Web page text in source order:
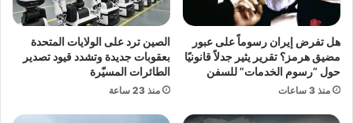
ا
ا
ل
ح
ف
ل
ي
س
هل تفرض إيران رسوماً على عبور
مضيق هرمز؟ تقرير يثير جدلاً قانونيًا
حول “رسوم الخدمات” للسفن
منذ 3 ساعات
الصين ترد على الولايات المتحدة
بعقوبات جديدة وتشدد قيود تصدير
الطائرات المسيّرة
منذ 23 ساعة